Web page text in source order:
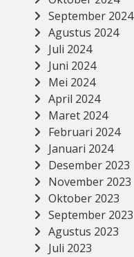
September 2024
Agustus 2024
Juli 2024
Juni 2024
Mei 2024
April 2024
Maret 2024
Februari 2024
Januari 2024
Desember 2023
November 2023
Oktober 2023
September 2023
Agustus 2023
Juli 2023